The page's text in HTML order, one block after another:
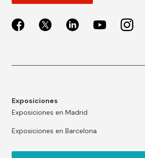
Exposiciones
Exposiciones en Madrid
Exposiciones en Barcelona